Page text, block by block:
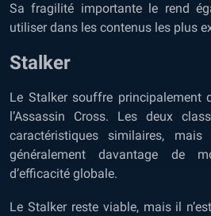
Sa fragilité importante le rend
utiliser dans les contenus les plus
Stalker
Le Stalker souffre principalement
l’Assassin Cross. Les deux
caractéristiques similaires, mais
généralement davantage de
d’efficacité globale.
Le Stalker reste viable, mais il